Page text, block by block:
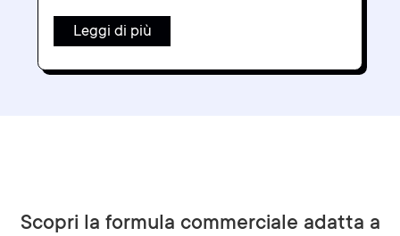
Leggi di più
Scopri la formula commerciale adatta a